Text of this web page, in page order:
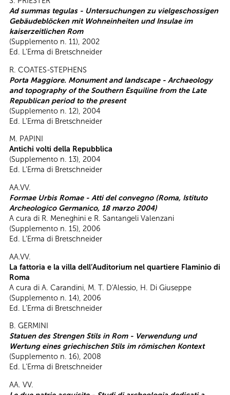
Ad summas tegulas - Untersuchungen zu vielgeschossigen
Gebäudeblöcken mit Wohneinheiten und Insulae im
kaiserzeitlichen Rom
(Supplemento n. 11), 2002
Ed. L’Erma di Bretschneider
R. COATES-STEPHENS
Porta Maggiore. Monument and landscape - Archaeology
and topography of the Southern Esquiline from the Late
Republican period to the present
(Supplemento n. 12), 2004
Ed. L’Erma di Bretschneider
M. PAPINI
Antichi volti della Repubblica
(Supplemento n. 13), 2004
Ed. L’Erma di Bretschneider
AA.VV.
Formae Urbis Romae - Atti del convegno (Roma, Istituto
Archeologico Germanico, 18 marzo 2004)
A cura di R. Meneghini e R. Santangeli Valenzani
(Supplemento n. 15), 2006
Ed. L’Erma di Bretschneider
AA.VV.
La fattoria e la villa dell’Auditorium nel quartiere Flaminio di
Roma
A cura di A. Carandini, M. T. D'Alessio, H. Di Giuseppe
(Supplemento n. 14), 2006
Ed. L’Erma di Bretschneider
B. GERMINI
Statuen des Strengen Stils in Rom - Verwendung und
Wertung eines griechischen Stils im römischen Kontext
(Supplemento n. 16), 2008
Ed. L’Erma di Bretschneider
AA. VV.